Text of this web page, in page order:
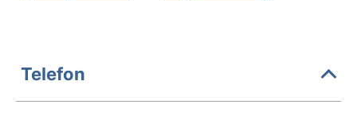
Telefon